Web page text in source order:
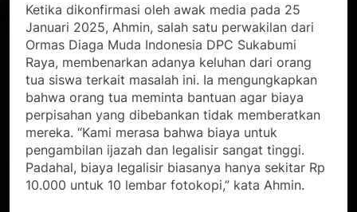
Ketika dikonfirmasi oleh awak media pada 25
Januari 2025, Ahmin, salah satu perwakilan dari
Ormas Diaga Muda Indonesia DPC Sukabumi
Raya, membenarkan adanya keluhan dari orang
tua siswa terkait masalah ini. Ia mengungkapkan
bahwa orang tua meminta bantuan agar biaya
perpisahan yang dibebankan tidak memberatkan
mereka. “Kami merasa bahwa biaya untuk
pengambilan ijazah dan legalisir sangat tinggi.
Padahal, biaya legalisir biasanya hanya sekitar Rp
10.000 untuk 10 lembar fotokopi,” kata Ahmin.